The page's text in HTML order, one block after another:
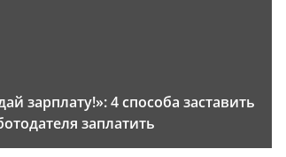
зарплату!»: 4 способа заставить
заплатить